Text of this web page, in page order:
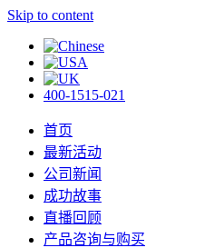
Skip to content
400-1515-021
首页
最新活动
公司新闻
成功故事
直播回顾
产品咨询与购买